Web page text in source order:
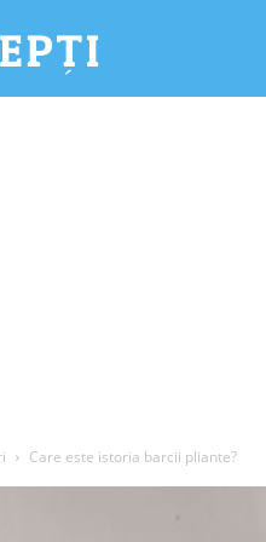
Deștepți.ro
Care este istoria barcii pliante?